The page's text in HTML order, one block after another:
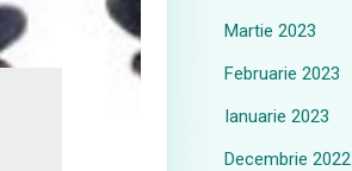
Martie 2023
Februarie 2023
Ianuarie 2023
Decembrie 2022